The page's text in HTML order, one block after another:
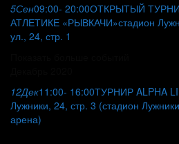
5Сен09:00- 20:00ОТКРЫТЫЙ
АТЛЕТИКЕ «РЫВКАЧИ»стадион
ул., 24, стр. 1
12Дек11:00- 16:00ТУРНИР ALPHA
Лужники, 24, стр. 3 (стадион
арена)